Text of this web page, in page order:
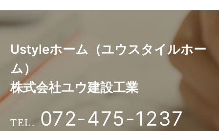
Ustyleホーム（ユウスタイルホー
ム）
株式会社ユウ建設工業
072-475-1237